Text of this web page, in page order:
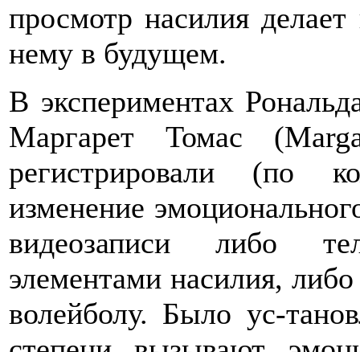
просмотр насилия
нему в будущем.
В экспериментах
Маргарет Томас
регистрировали (по
изменение
видеозаписи либо
элементами насилия,
волейболу. Было ус-